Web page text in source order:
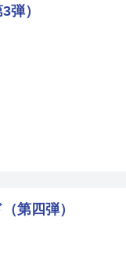
弾）
第四弾）